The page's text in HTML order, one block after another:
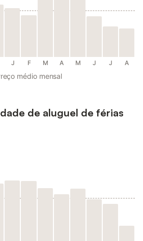
J F M A M J J A
médio mensal
de aluguel de férias